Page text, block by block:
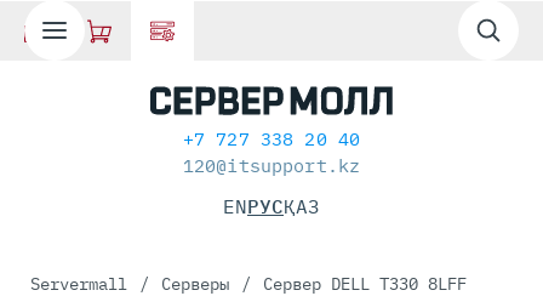
+7 727 338 20 40
120@itsupport.kz
ENРУСҚАЗ
Servermall / Серверы / Сервер DELL T330 8LFF